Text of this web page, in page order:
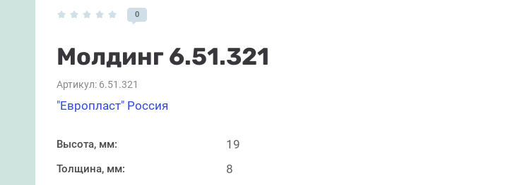
0
Молдинг 6.51.321
Артикул: 6.51.321
"Европласт" Россия
Высота, мм: 19
Толщина, мм: 8